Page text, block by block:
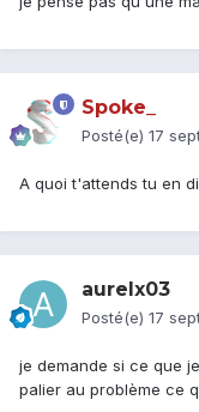
Spoke_
Posté(e) 17
A quoi t'attends tu en
aurelx03
Posté(e) 17
je demande si ce que je
palier au problème ce